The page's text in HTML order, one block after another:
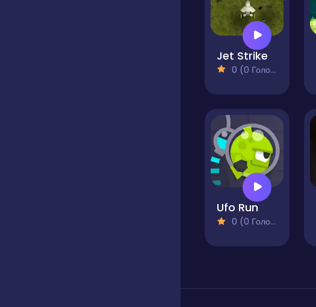
Jet Strike
0 (0 Голосів)
Ufo Run
0 (0 Голосів)